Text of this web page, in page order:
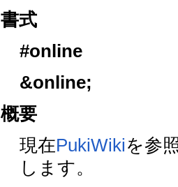
書式
#online
&online;
概要
現在PukiWikiを参
します。